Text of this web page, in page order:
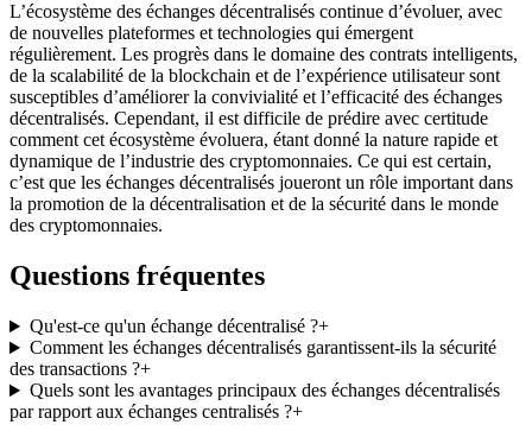
L’écosystème des échanges décentralisés continue d’évoluer, avec
de nouvelles plateformes et technologies qui émergent
régulièrement. Les progrès dans le domaine des contrats intelligents,
de la scalabilité de la blockchain et de l’expérience utilisateur sont
susceptibles d’améliorer la convivialité et l’efficacité des échanges
décentralisés. Cependant, il est difficile de prédire avec certitude
comment cet écosystème évoluera, étant donné la nature rapide et
dynamique de l’industrie des cryptomonnaies. Ce qui est certain,
c’est que les échanges décentralisés joueront un rôle important dans
la promotion de la décentralisation et de la sécurité dans le monde
des cryptomonnaies.
Questions fréquentes
Qu'est-ce qu'un échange décentralisé ?+
Comment les échanges décentralisés garantissent-ils la sécurité
des transactions ?+
Quels sont les avantages principaux des échanges décentralisés
par rapport aux échanges centralisés ?+